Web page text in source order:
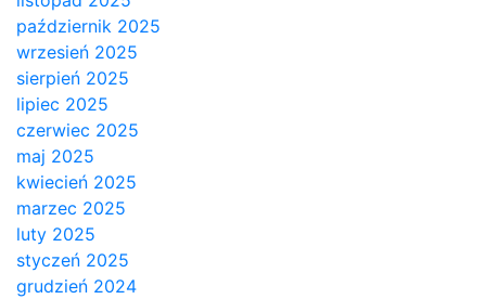
październik 2025
wrzesień 2025
sierpień 2025
lipiec 2025
czerwiec 2025
maj 2025
kwiecień 2025
marzec 2025
luty 2025
styczeń 2025
grudzień 2024